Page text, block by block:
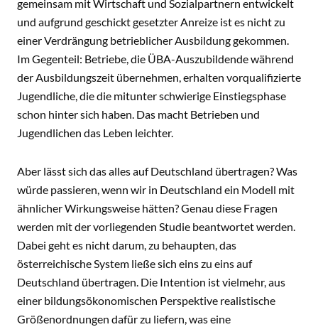
gemeinsam mit Wirtschaft und Sozialpartnern entwickelt
und aufgrund geschickt gesetzter Anreize ist es nicht zu
einer Verdrängung betrieblicher Ausbildung gekommen.
Im Gegenteil: Betriebe, die ÜBA-Auszubildende während
der Ausbildungszeit übernehmen, erhalten vorqualifizierte
Jugendliche, die die mitunter schwierige Einstiegsphase
schon hinter sich haben. Das macht Betrieben und
Jugendlichen das Leben leichter.
Aber lässt sich das alles auf Deutschland übertragen? Was
würde passieren, wenn wir in Deutschland ein Modell mit
ähnlicher Wirkungsweise hätten? Genau diese Fragen
werden mit der vorliegenden Studie beantwortet werden.
Dabei geht es nicht darum, zu behaupten, das
österreichische System ließe sich eins zu eins auf
Deutschland übertragen. Die Intention ist vielmehr, aus
einer bildungsökonomischen Perspektive realistische
Größenordnungen dafür zu liefern, was eine